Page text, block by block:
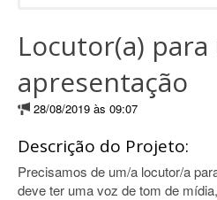
Locutor(a) para
apresentação
28/08/2019 às 09:07
Descrição do Projeto:
Precisamos de um/a locutor/a
deve ter uma voz de tom de